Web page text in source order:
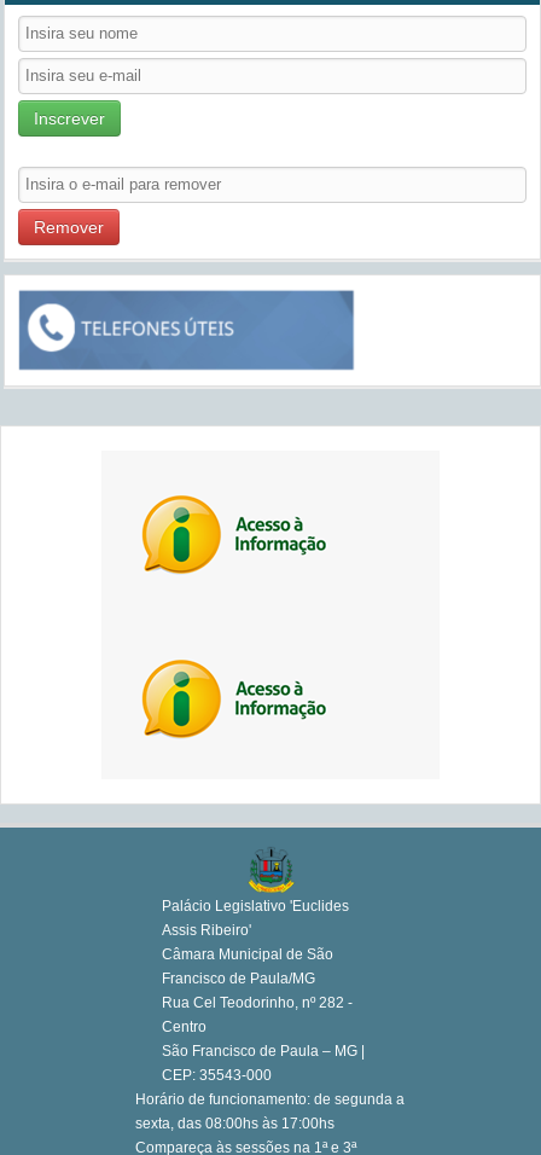
Inscrever
Remover
Palácio Legislativo 'Euclides
Assis Ribeiro'
Câmara Municipal de São
Francisco de Paula/MG
Rua Cel Teodorinho, nº 282 -
Centro
São Francisco de Paula – MG |
CEP: 35543-000
Horário de funcionamento: de segunda a
sexta, das 08:00hs às 17:00hs
Compareça às sessões na 1ª e 3ª